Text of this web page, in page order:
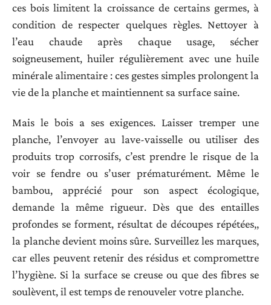
ces bois limitent la croissance de certains germes, à
condition de respecter quelques règles. Nettoyer à
l’eau chaude après chaque usage, sécher
soigneusement, huiler régulièrement avec une huile
minérale alimentaire : ces gestes simples prolongent la
vie de la planche et maintiennent sa surface saine.
Mais le bois a ses exigences. Laisser tremper une
planche, l’envoyer au lave-vaisselle ou utiliser des
produits trop corrosifs, c’est prendre le risque de la
voir se fendre ou s’user prématurément. Même le
bambou, apprécié pour son aspect écologique,
demande la même rigueur. Dès que des entailles
profondes se forment, résultat de découpes répétées,,
la planche devient moins sûre. Surveillez les marques,
car elles peuvent retenir des résidus et compromettre
l’hygiène. Si la surface se creuse ou que des fibres se
soulèvent, il est temps de renouveler votre planche.